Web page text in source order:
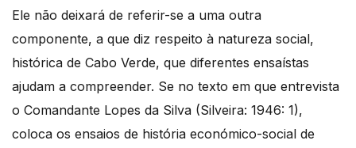
Ele não deixará de referir-se a uma outra
componente, a que diz respeito à natureza social,
histórica de Cabo Verde, que diferentes ensaístas
ajudam a compreender. Se no texto em que entrevista
o Comandante Lopes da Silva (Silveira: 1946: 1),
coloca os ensaios de história económico-social de